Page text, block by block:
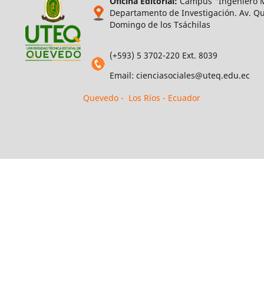
Departamento de Investigación. Av.
Domingo de los Tsáchilas
(+593) 5 3702-220 Ext. 8039
Email: cienciasociales@uteq.edu.ec
Quevedo - Los Ríos - Ecuador